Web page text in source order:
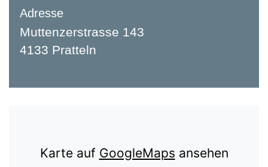
Adresse
Muttenzerstrasse 143
4133 Pratteln
Karte auf GoogleMaps ansehen